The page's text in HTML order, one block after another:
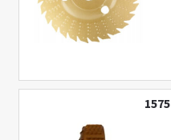
1575